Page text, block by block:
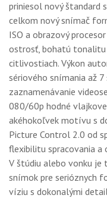
priniesol nový štandard
celkom nový snímač
ISO a obrazový
ostrosť, bohatú tonalitu
citlivostiach. Výkon
sériového snímania až
zaznamenávanie
080/60p hodné
akéhokoľvek motívu s
Picture Control 2.0 od
flexibilitu spracovania
V štúdiu alebo vonku je
snímok pre serióznych
víziu s dokonalými